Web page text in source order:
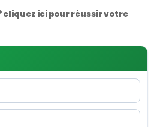
cliquez ici pour réussir votre